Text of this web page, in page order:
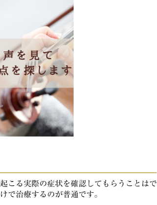
こる実際の症状を確認してもらうことはで
で治療するのが普通です。